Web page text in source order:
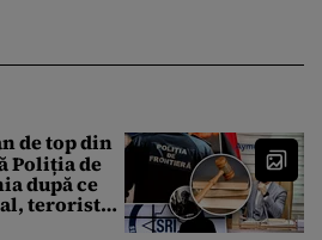
de top din
Poliția de
după ce
terorist